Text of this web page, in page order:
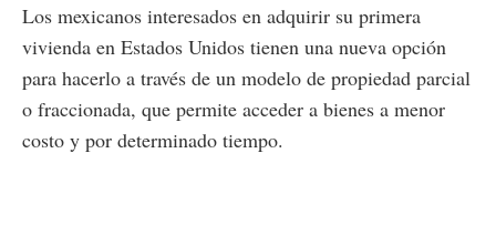
Los mexicanos interesados en adquirir su primera
vivienda en Estados Unidos tienen una nueva opción
para hacerlo a través de un modelo de propiedad parcial
o fraccionada, que permite acceder a bienes a menor
costo y por determinado tiempo.